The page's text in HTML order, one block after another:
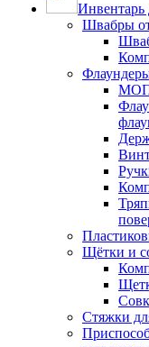
Инвентарь
Швабры
Щётки и
Стяжки